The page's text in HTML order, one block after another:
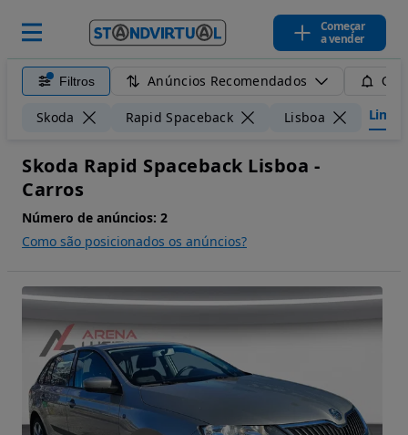
Começar
a vender
Filtros Anúncios Recomendados
Skoda Rapid Spaceback Lisboa
Skoda Rapid Spaceback Lisboa -
Carros
Número de anúncios: 2
Como são posicionados os anúncios?